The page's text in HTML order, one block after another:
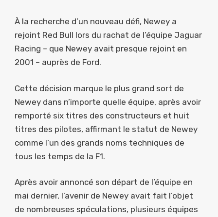
À la recherche d’un nouveau défi, Newey a
rejoint Red Bull lors du rachat de l’équipe Jaguar
Racing – que Newey avait presque rejoint en
2001 – auprès de Ford.
Cette décision marque le plus grand sort de
Newey dans n’importe quelle équipe, après avoir
remporté six titres des constructeurs et huit
titres des pilotes, affirmant le statut de Newey
comme l’un des grands noms techniques de
tous les temps de la F1.
Après avoir annoncé son départ de l’équipe en
mai dernier, l’avenir de Newey avait fait l’objet
de nombreuses spéculations, plusieurs équipes